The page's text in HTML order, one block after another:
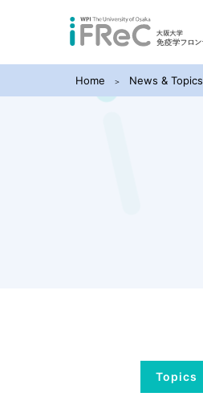
Home News & Topics
Topics